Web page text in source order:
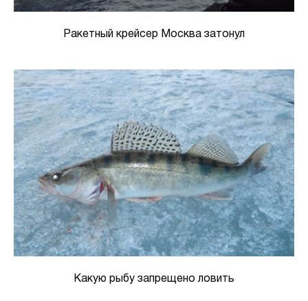
Ракетный крейсер Москва затонул
Какую рыбу запрещено ловить